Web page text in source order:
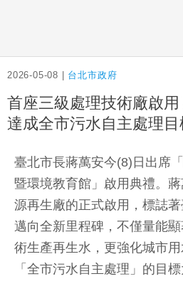
2026-05-08 | 台北市政府
首座三級處理技術廠啟
達成全市污水自主處理目
臺北市長蔣萬安今(8)日出席
暨環境教育館」啟用典禮。
源再生廠的正式啟用，標誌
邁向全新里程碑，不僅量能
術生產再生水，更強化城市
「全市污水自主處理」的目標